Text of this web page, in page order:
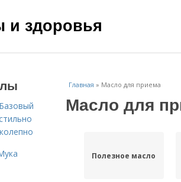
и здоровья
Главная » Масло для приема
Масло для
Полезное масло